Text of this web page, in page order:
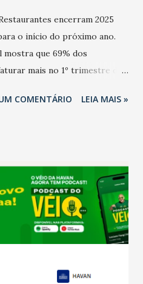
encerram 2025
o início do próximo ano.
mostra que 69% dos
mais no 1º trimestre de
ano, 56% também
e pelo pagamento do 13º
de trabalhadores, já que o
dos anos recentes.
novembro de 2025, 40% dos
com lucro e outros 40%
Já o percentual de
em 19%, pouco abaixo
COMENTÁRIO LEIA MAIS »